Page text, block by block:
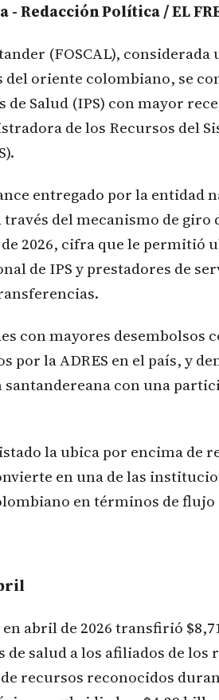
Redacción Política / EL
(FOSCAL), considerada
oriente colombiano, se
Salud (IPS) con mayor
de los Recursos del
entregado por la entidad
través del mecanismo de giro
2026, cifra que le permitió
de IPS y prestadores de
con mayores desembolsos
por la ADRES en el país, y
con una
la ubica por encima de
en una de las
en términos de flujo
abril de 2026 transfirió
salud a los afiliados de los
recursos reconocidos